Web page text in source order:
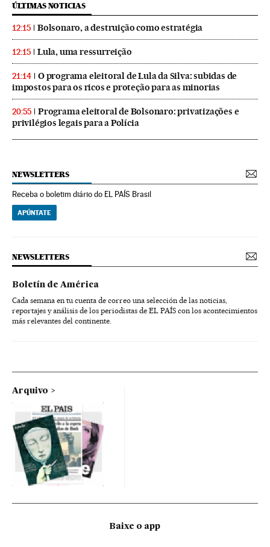
ÚLTIMAS NOTICIAS
12:15 Bolsonaro, a destruição como estratégia
12:15 Lula, uma ressurreição
21:14
O programa eleitoral de Lula da Silva: subidas de
impostos para os ricos e proteção para as minorias
20:55
Programa eleitoral de Bolsonaro: privatizações e
privilégios legais para a Polícia
NEWSLETTERS
Receba o boletim diário do EL PAÍS Brasil
APÚNTATE
NEWSLETTERS
Boletín de América
Cada semana en tu cuenta de correo una selección de las noticias,
reportajes y análisis de los periodistas de EL PAÍS con los acontecimientos
más relevantes del continente.
Arquivo
Baixe o app